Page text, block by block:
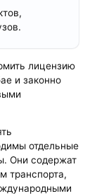
лицензию
и законно
отдельные
Они содержат
транспорта,